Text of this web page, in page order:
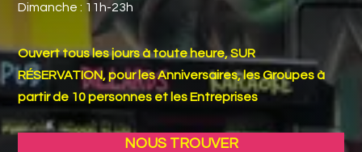
Dimanche : 11h-23h
Ouvert tous les jours à toute heure, SUR
RÉSERVATION, pour les Anniversaires, les Groupes à
partir de 10 personnes et les Entreprises
NOUS TROUVER